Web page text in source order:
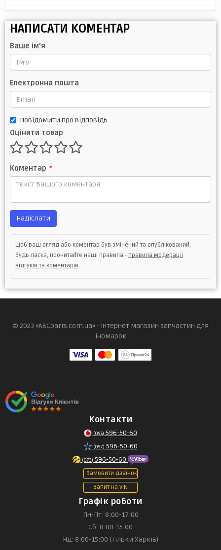
НАПИСАТИ КОМЕНТАР
Ваше ім'я
Електронна пошта
Повідомити про відповідь
Оцінити товар
Коментар *
Надіслати
Щоб ваш огляд або коментар був змінений та опублікований,
будь ласка, прочитайте наші правила - Правила модерації
відгуків та коментарів
© 2023 «ABCparts.com.ua» - інтернет магазин запчастин для
іномарок
Контакти
(095) 596-50-60
(097) 596-50-60
(073) 596-50-60
Замовити дзвінок
Запит на VIN
Графік роботи
Пн-Пт: 8:00-17:00
Сб: 8:00-15:00
Нд: 8:00-15:00 (тільки Харків)